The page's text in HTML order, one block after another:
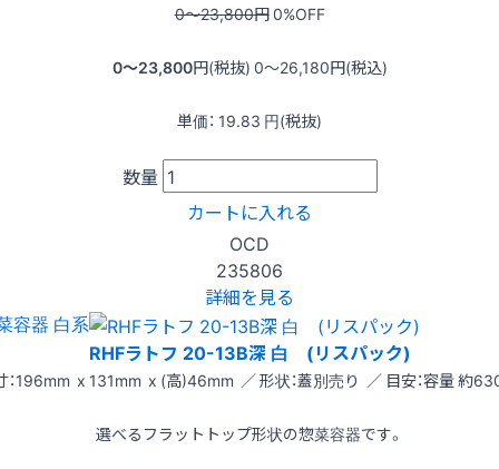
0〜23,800円0%OFF
0〜23,800円(税抜) 0〜26,180円(税込)
単価： 19.83 円(税抜)
数量
カートに入れる
OCD
235806
詳細を見る
容器 白系
RHFラトフ 20-13B深 白 (リスパック)
：196mm x 131mm x (高)46mm ／ 形状：蓋別売り ／ 目安：容量 約
選べるフラットトップ形状の惣菜容器です。